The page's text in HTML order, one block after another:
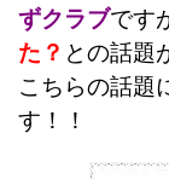
ずクラブです
た？ との話題
こちらの話題
す！！